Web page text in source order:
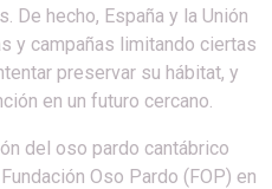
De hecho, España y la Unión
y campañas limitando ciertas
preservar su hábitat, y
en un futuro cercano.
del oso pardo cantábrico
Oso Pardo (FOP) en